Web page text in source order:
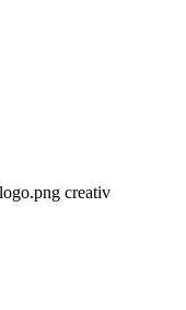
creativ